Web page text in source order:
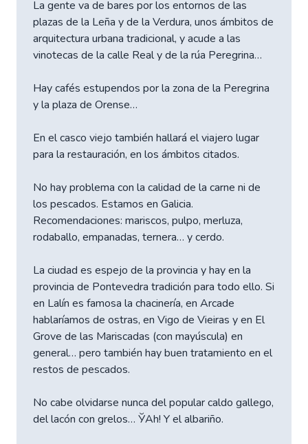
La gente va de bares por los entornos de las
plazas de la Leña y de la Verdura, unos ámbitos de
arquitectura urbana tradicional, y acude a las
vinotecas de la calle Real y de la rúa Peregrina…
Hay cafés estupendos por la zona de la Peregrina
y la plaza de Orense…
En el casco viejo también hallará el viajero lugar
para la restauración, en los ámbitos citados.
No hay problema con la calidad de la carne ni de
los pescados. Estamos en Galicia.
Recomendaciones: mariscos, pulpo, merluza,
rodaballo, empanadas, ternera… y cerdo.
La ciudad es espejo de la provincia y hay en la
provincia de Pontevedra tradición para todo ello. Si
en Lalín es famosa la chacinería, en Arcade
hablaríamos de ostras, en Vigo de Vieiras y en El
Grove de las Mariscadas (con mayúscula) en
general… pero también hay buen tratamiento en el
restos de pescados.
No cabe olvidarse nunca del popular caldo gallego,
del lacón con grelos… ЎAh! Y el albariño.